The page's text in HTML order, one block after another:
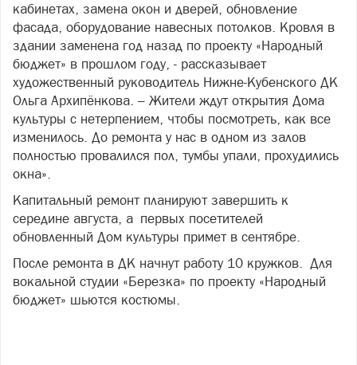
кабинетах, замена окон и дверей, обновление
фасада, оборудование навесных потолков. Кровля в
здании заменена год назад по проекту «Народный
бюджет» в прошлом году, - рассказывает
художественный руководитель Нижне-Кубенского ДК
Ольга Архипёнкова. – Жители ждут открытия Дома
культуры с нетерпением, чтобы посмотреть, как все
изменилось. До ремонта у нас в одном из залов
полностью провалился пол, тумбы упали, прохудились
окна».
Капитальный ремонт планируют завершить к
середине августа, а первых посетителей
обновленный Дом культуры примет в сентябре.
После ремонта в ДК начнут работу 10 кружков. Для
вокальной студии «Березка» по проекту «Народный
бюджет» шьются костюмы.